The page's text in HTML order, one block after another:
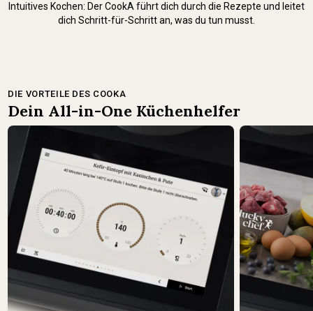
Intuitives Kochen: Der CookA führt dich durch die Rezepte und leitet
dich Schritt-für-Schritt an, was du tun musst.
DIE VORTEILE DES COOKA
Dein All-in-One Küchenhelfer